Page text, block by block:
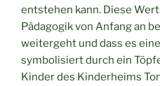
entstehen kann. Diese
Pädagogik von Anfang an
weitergeht und dass es
symbolisiert durch ein
Kinder des Kinderheims